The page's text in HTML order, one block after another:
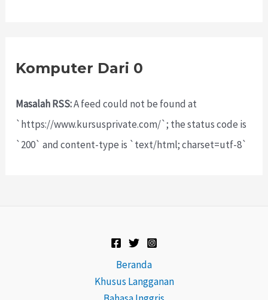
Komputer Dari 0
Masalah RSS:A feed could not be found at
`https://www.kursusprivate.com/`; the status code is
`200` and content-type is `text/html; charset=utf-8`
Beranda
Khusus Langganan